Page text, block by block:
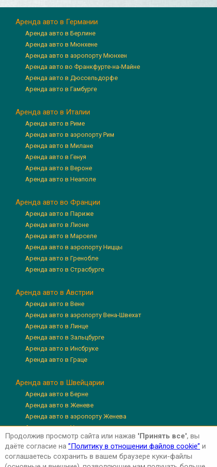
Аренда авто в Германии
Аренда авто в Берлине
Аренда авто в Мюнхене
Аренда авто в аэропорту Мюнхен
Аренда авто во Франкфурте-на-Майне
Аренда авто в Дюссельдорфе
Аренда авто в Гамбурге
Аренда авто в Италии
Аренда авто в Риме
Аренда авто в аэропорту Рим
Аренда авто в Милане
Аренда авто в Генуя
Аренда авто в Вероне
Аренда авто в Неаполе
Аренда авто во Франции
Аренда авто в Париже
Аренда авто в Лионе
Аренда авто в Марселе
Аренда авто в аэропорту Ниццы
Аренда авто в Гренобле
Аренда авто в Страсбурге
Аренда авто в Австрии
Аренда авто в Вене
Аренда авто в аэропорту Вена-Швехат
Аренда авто в Линце
Аренда авто в Зальцбурге
Аренда авто в Инсбруке
Аренда авто в Граце
Аренда авто в Швейцарии
Аренда авто в Берне
Аренда авто в Женеве
Аренда авто в аэропорту Женева
Аренда авто в Цюрихе
Аренда авто в аэропорту Цюрих
Аренда авто в Люцерне
Продолжив просмотр сайта или нажав 'Принять все', вы
даёте согласие на ”Политику в отношении файлов cookie” и
соглашаетесь сохранить в вашем браузере куки-файлы